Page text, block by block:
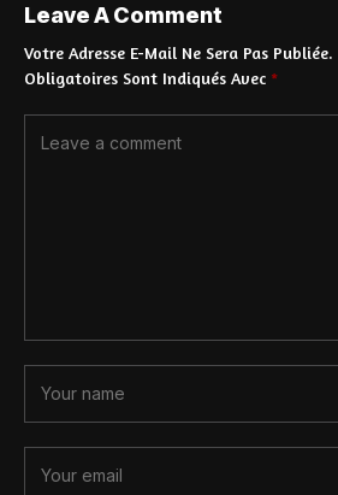
Leave A Comment
Votre Adresse E-Mail Ne Sera Pas Publiée.
Obligatoires Sont Indiqués Avec *